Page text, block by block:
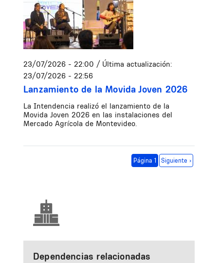
23/07/2026 - 22:00 / Última actualización:
23/07/2026 - 22:56
Lanzamiento de la Movida Joven 2026
La Intendencia realizó el lanzamiento de la
Movida Joven 2026 en las instalaciones del
Mercado Agrícola de Montevideo.
Página 1 Siguiente página
Siguiente ›
Dependencias relacionadas